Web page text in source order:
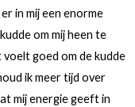
in mij een enorme
om mij heen te
goed om de kudde
ik meer tijd over
mij energie geeft in